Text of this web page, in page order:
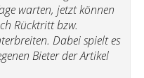
warten, jetzt können
Rücktritt bzw.
Dabei spielt es
Bieter der Artikel